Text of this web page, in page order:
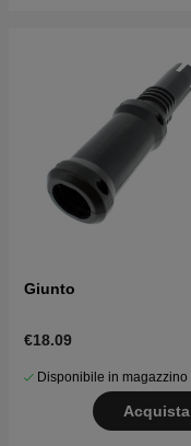
Giunto
€18.09
Disponibile in magazzino
Acquista